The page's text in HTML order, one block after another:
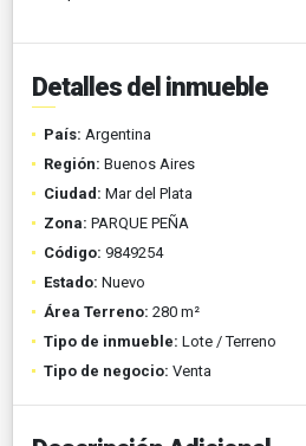
Detalles del inmueble
País: Argentina
Región: Buenos Aires
Ciudad: Mar del Plata
Zona: PARQUE PEÑA
Código: 9849254
Estado: Nuevo
Área Terreno: 280 m²
Tipo de inmueble: Lote / Terreno
Tipo de negocio: Venta